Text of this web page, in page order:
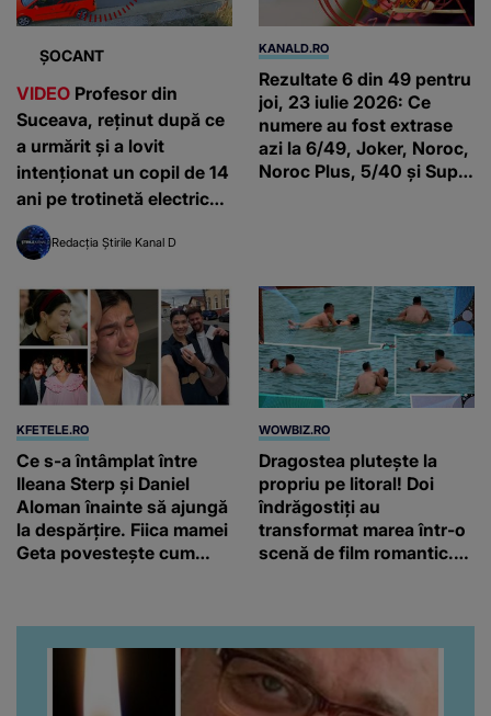
ȘOCANT
VIDEO Profesor din
Suceava, reținut după ce
a urmărit și a lovit
intenționat un copil de 14
ani pe trotinetă electrică.
Ce i-a făcut minorul
înainte de impact
Redacția Știrile Kanal D
KANALD.RO
Rezultate 6 din 49 pentru
joi, 23 iulie 2026: Ce
numere au fost extrase
azi la 6/49, Joker, Noroc,
Noroc Plus, 5/40 și Super
KFETELE.RO
Ce s-a întâmplat între
Ileana Sterp și Daniel
Aloman înainte să ajungă
la despărțire. Fiica mamei
Geta povestește cum
denigrez.”
WOWBIZ.RO
Dragostea plutește la
propriu pe litoral! Doi
îndrăgostiți au
transformat marea într-o
scenă de film romantic.